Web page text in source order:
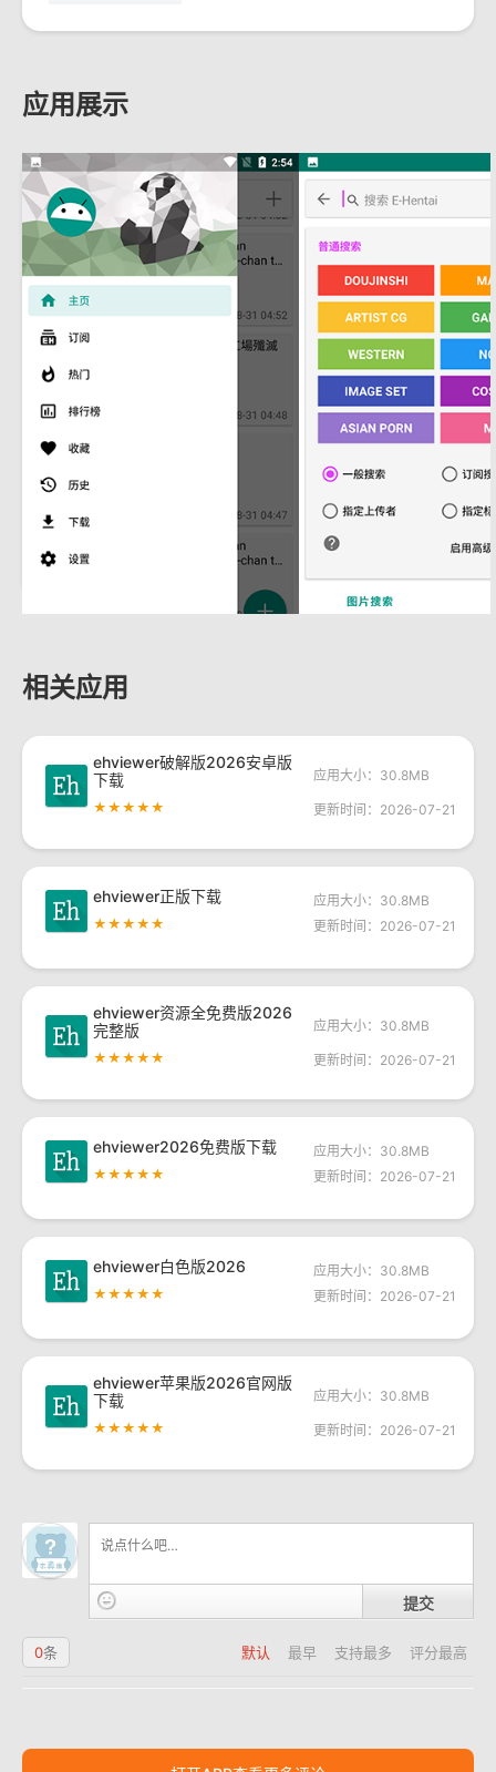
应用展示
相关应用
ehviewer破解版2026安卓版
下载
★★★★★
应用大小：30.8MB
更新时间：2026-07-21
ehviewer正版下载
★★★★★
应用大小：30.8MB
更新时间：2026-07-21
ehviewer资源全免费版2026
完整版
★★★★★
应用大小：30.8MB
更新时间：2026-07-21
ehviewer2026免费版下载
★★★★★
应用大小：30.8MB
更新时间：2026-07-21
ehviewer白色版2026
★★★★★
应用大小：30.8MB
更新时间：2026-07-21
ehviewer苹果版2026官网版
下载
★★★★★
应用大小：30.8MB
更新时间：2026-07-21
提交
默认 最早 支持最多 评分最高
0条